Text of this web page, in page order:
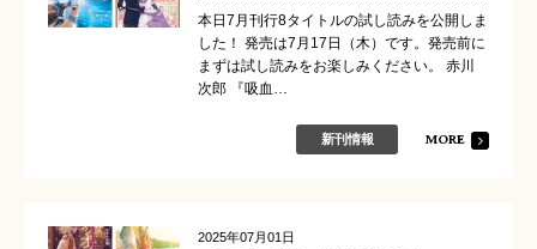
本日7月刊行8タイトルの試し読みを公開しま
した！ 発売は7月17日（木）です。発売前に
まずは試し読みをお楽しみください。 赤川
次郎 『吸血…
新刊情報 MORE
2025年07月01日